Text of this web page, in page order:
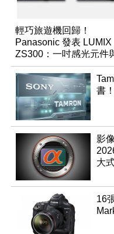
輕巧旅遊機回歸！
Panasonic 發表 LUMIX
ZS300：一吋感光元件
15 倍光學變焦
書
影
大
16